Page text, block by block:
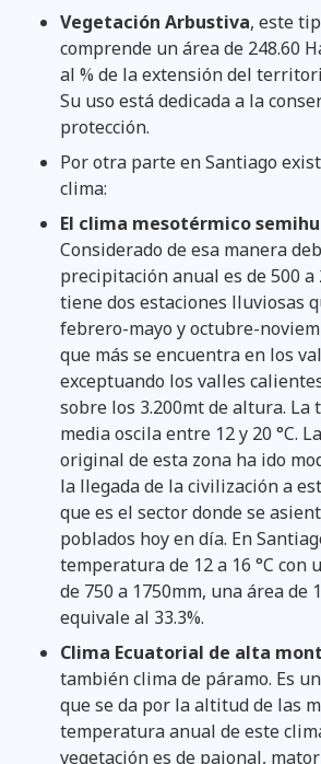
Vegetación Arbustiva, este
comprende un área de 248.60
al % de la extensión del
Su uso está dedicada a la
protección.
Por otra parte en Santiago
clima:
El clima mesotérmico
Considerado de esa manera
precipitación anual es de 500 a
tiene dos estaciones lluviosas
febrero-mayo y octubre-
que más se encuentra en los
exceptuando los valles
sobre los 3.200mt de altura. La
media oscila entre 12 y 20 °C.
original de esta zona ha ido
la llegada de la civilización a
que es el sector donde se
poblados hoy en día. En
temperatura de 12 a 16 °C con
de 750 a 1750mm, una área de
equivale al 33.3%.
Clima Ecuatorial de alta
también clima de páramo. Es
que se da por la altitud de las
temperatura anual de este
vegetación es de pajonal,